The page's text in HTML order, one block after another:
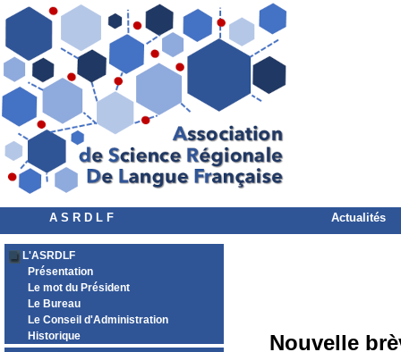
A S R D L F Actualités
L'ASRDLF
Présentation
Le mot du Président
Le Bureau
Le Conseil d'Administration
Historique
Nouvelle